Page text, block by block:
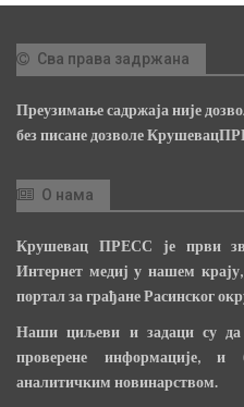
Сва права задржана
Преузимање садржаја није
без писане дозволе
О нама
Крушевац ПРЕСС је први
Интернет медиј у нашем
портал за грађане Расинског
Наши циљеви и задаци су да
проверене информације,
аналитичким новинарством.